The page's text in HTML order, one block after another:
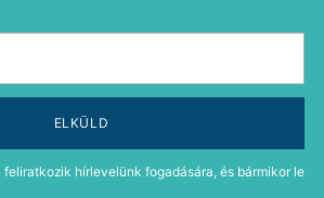
ELKÜLD
hírlevelünk fogadására, és bármikor le